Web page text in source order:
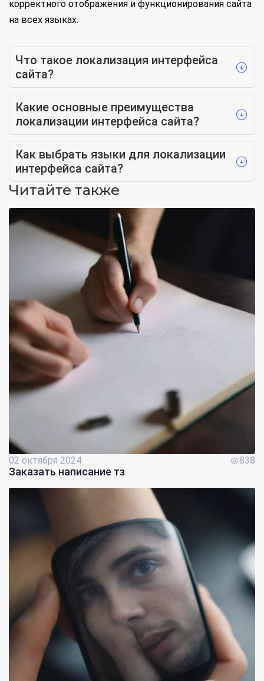
корректного отображения и функционирования сайта
на всех языках.
Что такое локализация интерфейса
сайта?
Какие основные преимущества
локализации интерфейса сайта?
Как выбрать языки для локализации
интерфейса сайта?
Читайте также
02 октября 2024 838
Заказать написание тз